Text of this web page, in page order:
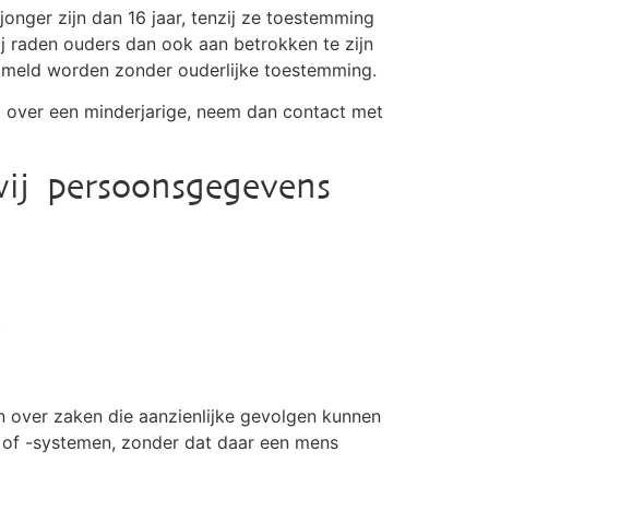
zijn dan 16 jaar, tenzij ze toestemming
raden ouders dan ook aan betrokken te zijn
worden zonder ouderlijke toestemming.
een minderjarige, neem dan contact met
zaken die aanzienlijke gevolgen kunnen
-systemen, zonder dat daar een mens